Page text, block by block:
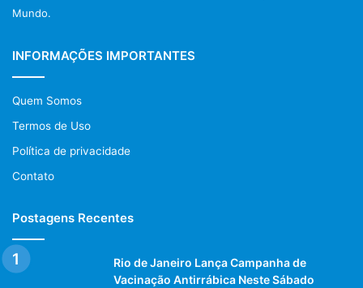
Com um histórico repleto de bravura, emoção e muita
solidariedade, Marcelo Costa se torna um exemplo vivo do
verdadeiro espírito do Corpo de Bombeiros, sempre
resultados incríveis. A luta do dia a dia pelo bem-estar da
sociedade continua, e Marcelo está lá, pronto para
enfrentar novos desafios.
Mundo.
INFORMAÇÕES IMPORTANTES
Quem Somos
Termos de Uso
Política de privacidade
Contato
Postagens Recentes
Rio de Janeiro Lança Campanha de
Vacinação Antirrábica Neste Sábado